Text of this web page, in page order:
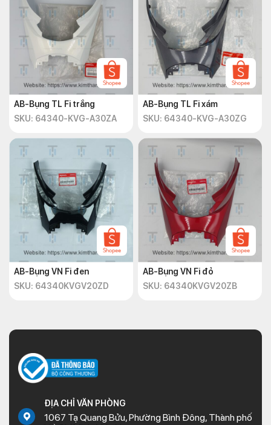
AB-Bụng TL Fi trắng
SKU: 64340-KVG-A30ZA
AB-Bụng TL Fi xám
SKU: 64340-KVG-A30ZG
AB-Bụng VN Fi đen
SKU: 64340KVGV20ZD
AB-Bụng VN Fi đỏ
SKU: 64340KVGV20ZB
ĐỊA CHỈ VĂN PHÒNG
1067 Tạ Quang Bửu, Phường Bình Đông, Thành phố